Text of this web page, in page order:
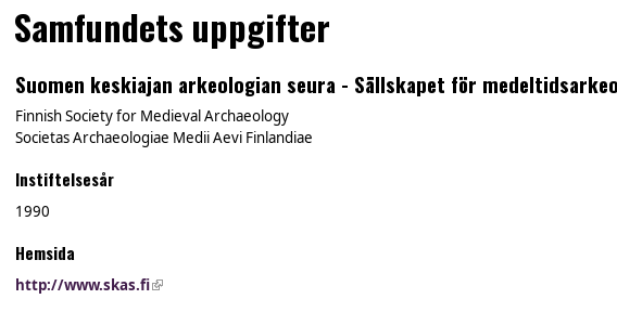
Samfundets uppgifter
Suomen keskiajan arkeologian seura - Sällskapet för
Finnish Society for Medieval Archaeology
Societas Archaeologiae Medii Aevi Finlandiae
Instiftelsesår
1990
Hemsida
http://www.skas.fi(link is external)